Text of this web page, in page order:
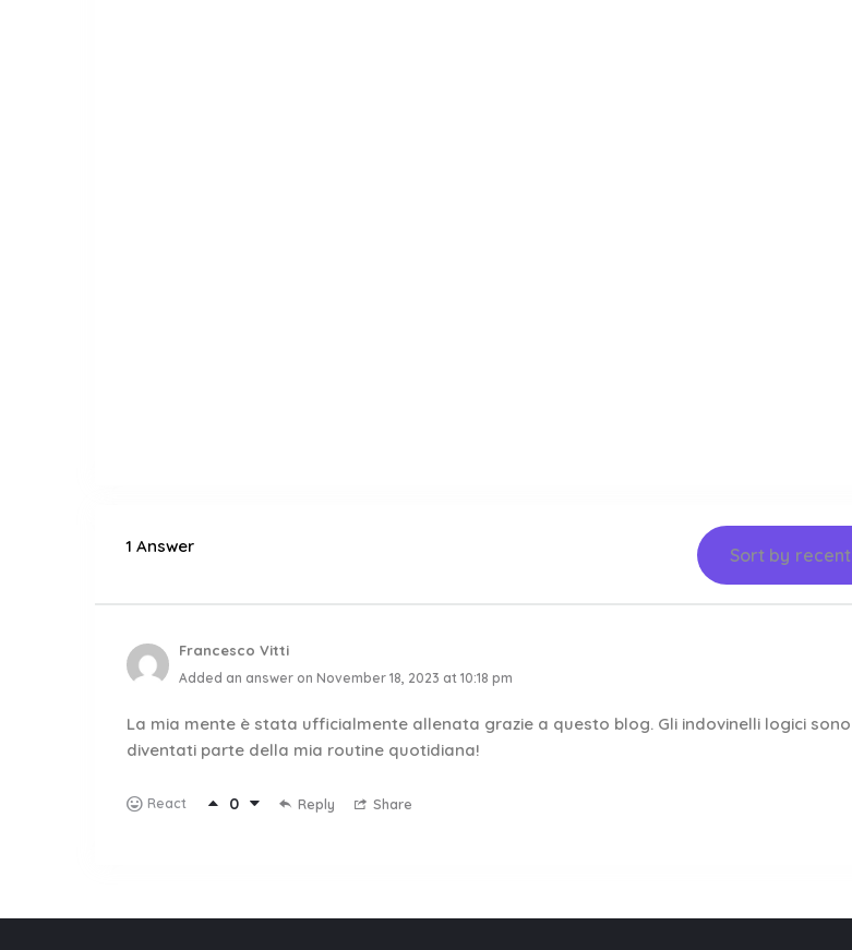
1 Answer Sort by recent
Francesco Vitti
Added an answer on November 18, 2023 at 10:18 pm
La mia mente è stata ufficialmente allenata grazie a questo blog. Gli indovinelli logici sono
diventati parte della mia routine quotidiana!
React 0 Reply Share